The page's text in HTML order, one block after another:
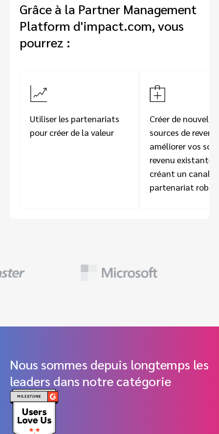
Grâce à la Partner Management
Platform d'impact.com, vous
pourrez :
Utiliser les partenariats
pour créer de la valeur
Créer de nouvelles
sources de
améliorer vos
revenu existantes
créant un canal
partenariat
Nous sommes depuis longtemps les
leaders dans notre catégorie